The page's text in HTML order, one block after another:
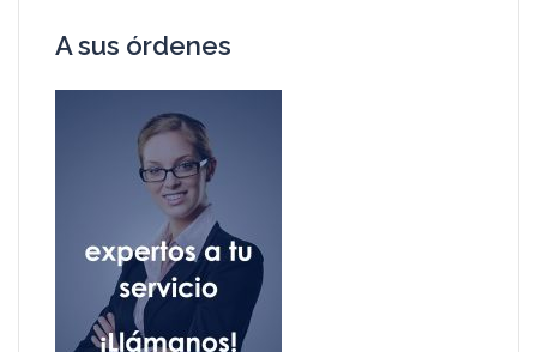
A sus órdenes